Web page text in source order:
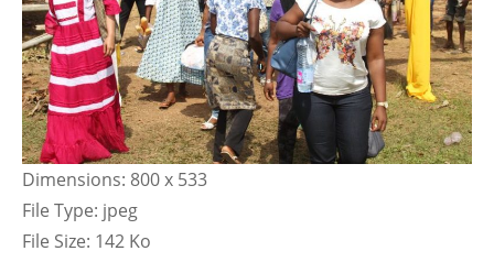
Dimensions: 800 x 533
File Type: jpeg
File Size: 142 Ko